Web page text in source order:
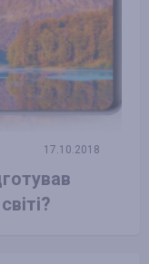
17.10.2018